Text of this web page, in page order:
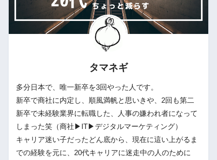
タマネギ
多分日本で、唯一新卒を3回やった人です。
新卒で商社に内定し、順風満帆と思いきや、2回も第二
新卒で未経験業界に転職した、人事の嫌われ者になって
しまった笑（商社▶︎IT▶︎デジタルマーケティング）
キャリア迷い子だったどん底から、現在に這い上がるま
での経験を元に、20代キャリアに迷走中の人のために